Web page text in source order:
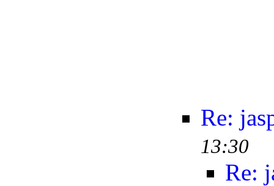
Re:
13:30
Re: